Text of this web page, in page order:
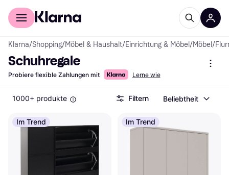
Für Shopper
Klarna/Shopping/Möbel & Haushalt/Einrichtung & Möbel /Möbel /
Schuhregale
Probiere flexible Zahlungen mit Lerne wie
1000+ produkte Filtern Beliebtheit
Im Trend Im Trend